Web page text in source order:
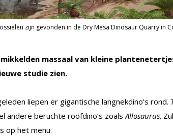
zijn gevonden in de Dry Mesa Dinosaur Quarry in
massaal van kleine
studie zien.
liepen er gigantische langnekdino’s rond.
andere beruchte roofdino’s zoals Allosaurus.
op het menu.